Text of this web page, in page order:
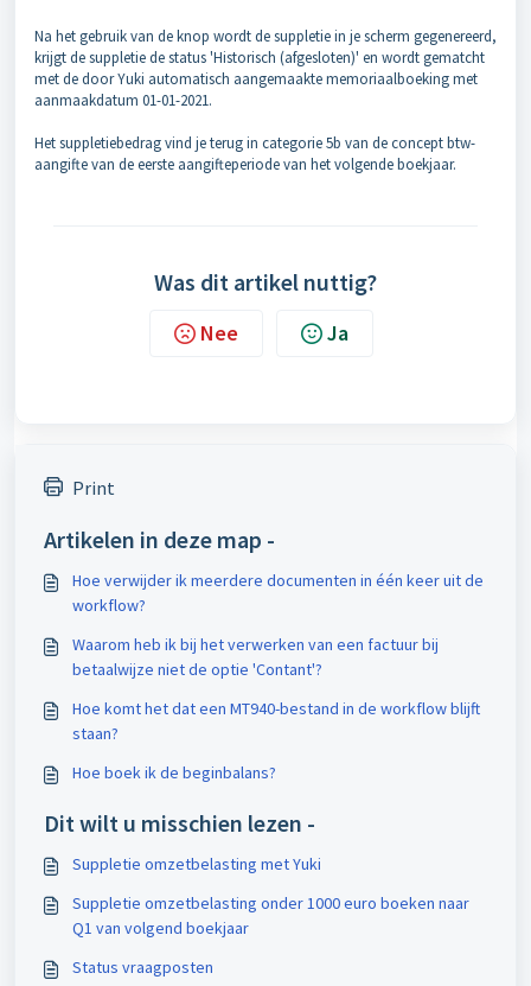
Na het gebruik van de knop wordt de suppletie in je scherm gegenereerd,
krijgt de suppletie de status 'Historisch (afgesloten)' en wordt gematcht
met de door Yuki automatisch aangemaakte memoriaalboeking met
aanmaakdatum 01-01-2021.
Het suppletiebedrag vind je terug in categorie 5b van de concept btw-
aangifte van de eerste aangifteperiode van het volgende boekjaar.
Was dit artikel nuttig?
Nee Ja
Print
Artikelen in deze map -
Hoe verwijder ik meerdere documenten in één keer uit de
workflow?
Waarom heb ik bij het verwerken van een factuur bij
betaalwijze niet de optie 'Contant'?
Hoe komt het dat een MT940-bestand in de workflow blijft
staan?
Hoe boek ik de beginbalans?
Dit wilt u misschien lezen -
Suppletie omzetbelasting met Yuki
Suppletie omzetbelasting onder 1000 euro boeken naar
Q1 van volgend boekjaar
Status vraagposten